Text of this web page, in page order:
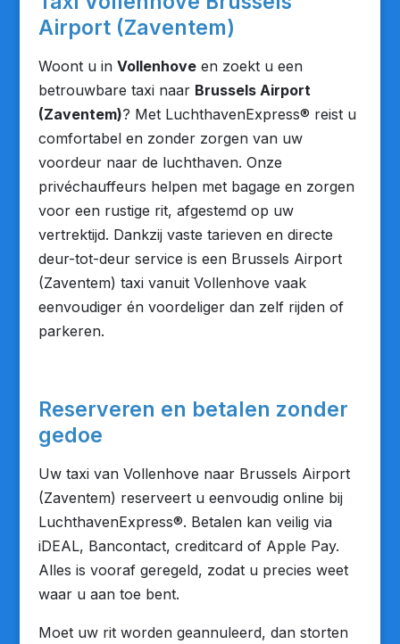
Airport (Zaventem)
Woont u in Vollenhoveen zoekt u een
betrouwbare taxi naar Brussels Airport
(Zaventem)? Met LuchthavenExpress® reist u
comfortabel en zonder zorgen van uw
voordeur naar de luchthaven. Onze
privéchauffeurs helpen met bagage en zorgen
voor een rustige rit, afgestemd op uw
vertrektijd. Dankzij vaste tarieven en directe
deur-tot-deur service is een Brussels Airport
(Zaventem) taxi vanuit Vollenhove vaak
eenvoudiger én voordeliger dan zelf rijden of
parkeren.
Reserveren en betalen zonder
gedoe
Uw taxi van Vollenhove naar Brussels Airport
(Zaventem) reserveert u eenvoudig online bij
LuchthavenExpress®. Betalen kan veilig via
iDEAL, Bancontact, creditcard of Apple Pay.
Alles is vooraf geregeld, zodat u precies weet
waar u aan toe bent.
Moet uw rit worden geannuleerd, dan storten